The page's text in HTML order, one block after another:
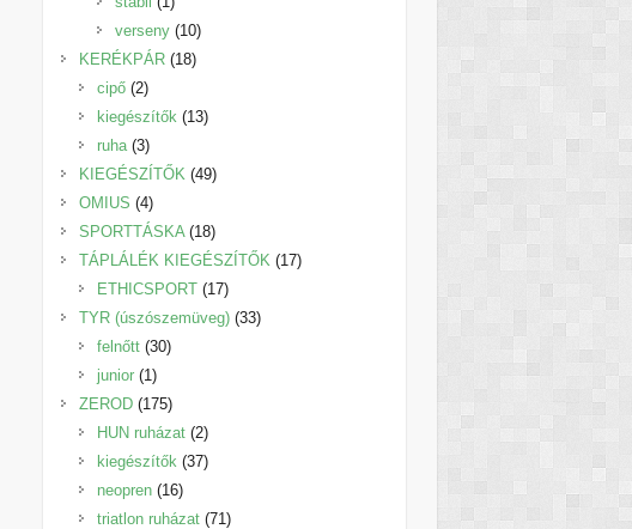
termék
verseny 1010
termék
KERÉKPÁR 1818
cipő 22
termék
kiegészítők 1313
ruha 33
termék
KIEGÉSZÍTŐK 4949
OMIUS 44
termék
SPORTTÁSKA 1818
termék
TÁPLÁLÉK KIEGÉSZÍTŐK 1717
ETHICSPORT 1717
termék
TYR (úszószemüveg) 3333
felnőtt 3030
junior 11
termék
ZEROD 175175
termék
HUN ruházat 22
termék
kiegészítők 3737
neopren 1616
termék
triatlon ruházat 7171